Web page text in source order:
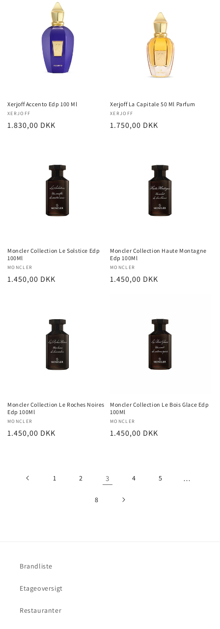
Xerjoff Accento Edp 100 Ml
Forhandler:
XERJOFF
Normalpris
1.830,00 DKK
Xerjoff La Capitale 50 Ml Parfum
Forhandler:
XERJOFF
Normalpris
1.750,00 DKK
Moncler Collection Le Solstice Edp
100Ml
Forhandler:
MONCLER
Normalpris
1.450,00 DKK
Moncler Collection Haute Montagne
Edp 100Ml
Forhandler:
MONCLER
Normalpris
1.450,00 DKK
Moncler Collection Le Roches Noires
Edp 100Ml
Forhandler:
MONCLER
Normalpris
1.450,00 DKK
Moncler Collection Le Bois Glace Edp
100Ml
Forhandler:
MONCLER
Normalpris
1.450,00 DKK
1 2 3 4 5 …
8
Brandliste
Etageoversigt
Restauranter